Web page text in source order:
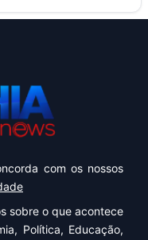
com os nossos
sobre o que acontece
Política, Educação,